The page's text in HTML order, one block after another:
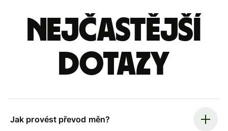
Nejčastější
dotazy
Jak provést převod měn?